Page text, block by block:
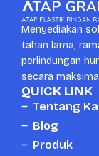
Menyediakan
tahan lama,
perlindungan
secara
QUICK LINK
Tentang
Blog
Produk